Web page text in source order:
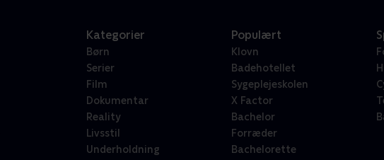
Kategorier
Børn
Serier
Film
Dokumentar
Reality
Livsstil
Underholdning
Populært
Klovn
Badehotellet
Sygeplejeskolen
X Factor
Bachelor
Forræder
Bachelorette